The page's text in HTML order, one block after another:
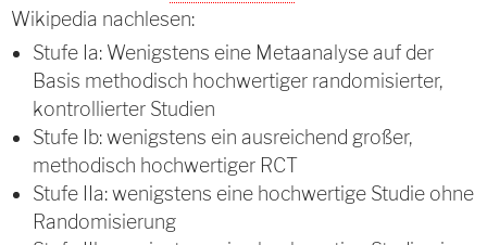
Wikipedia nachlesen:
Stufe Ia: Wenigstens eine Metaanalyse auf der
Basis methodisch hochwertiger randomisierter,
kontrollierter Studien
Stufe Ib: wenigstens ein ausreichend großer,
methodisch hochwertiger RCT
Stufe IIa: wenigstens eine hochwertige Studie ohne
Randomisierung